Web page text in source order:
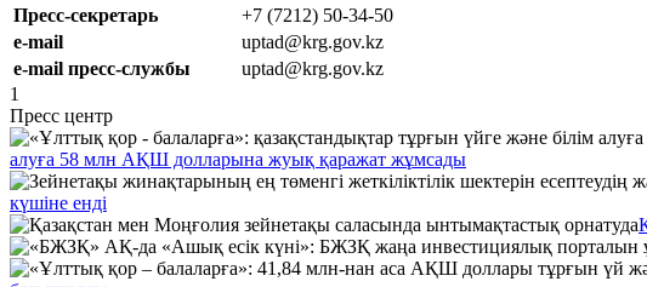
Пресс-секретарь
+7 (7212) 50-34-50
e-mail
uptad@krg.gov.kz
e-mail пресс-службы
uptad@krg.gov.kz
1
Пресс центр
алуға 58 млн АҚШ долларына жуық қаражат жұмсады
күшіне енді